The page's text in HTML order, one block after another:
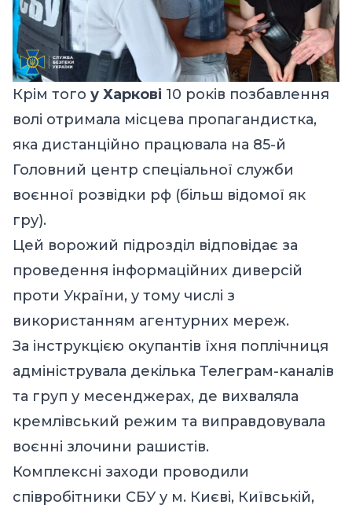
Крім того у Харкові 10 років позбавлення
волі отримала місцева пропагандистка,
яка дистанційно працювала на 85-й
Головний центр спеціальної служби
воєнної розвідки рф (більш відомої як
гру).
Цей ворожий підрозділ відповідає за
проведення інформаційних диверсій
проти України, у тому числі з
використанням агентурних мереж.
За інструкцією окупантів їхня поплічниця
адмініструвала декілька Телеграм-каналів
та груп у месенджерах, де вихваляла
кремлівський режим та виправдовувала
воєнні злочини рашистів.
Комплексні заходи проводили
співробітники СБУ у м. Києві, Київській,